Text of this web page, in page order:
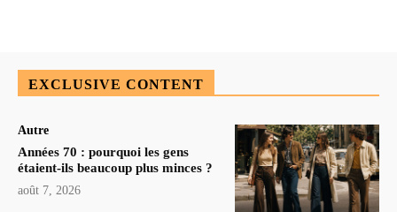
EXCLUSIVE CONTENT
Autre
Années 70 : pourquoi les gens
étaient-ils beaucoup plus minces ?
août 7, 2026